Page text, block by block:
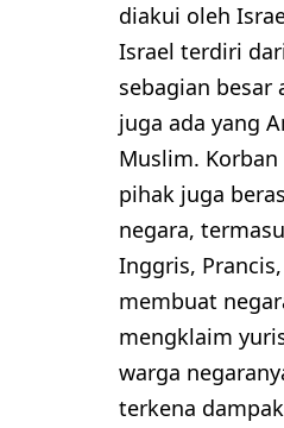
diakui oleh
Israel terdiri
sebagian besar
juga ada yang
Muslim.
pihak juga
negara,
Inggris,
membuat
mengklaim
warga
terkena